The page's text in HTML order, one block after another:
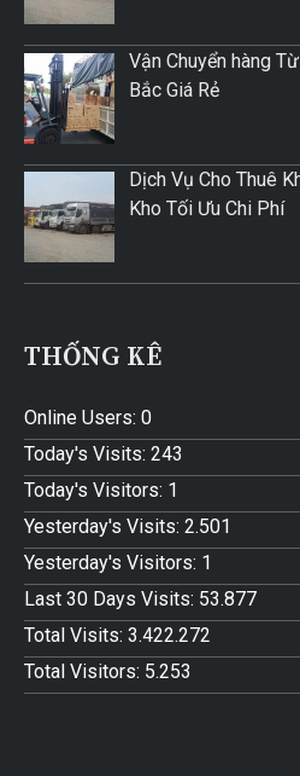
Vận Chuyển hàng
Bắc Giá Rẻ
Dịch Vụ Cho Thuê
Kho Tối Ưu Chi Phí
THỐNG KÊ
Online Users: 0
Today's Visits: 243
Today's Visitors: 1
Yesterday's Visits: 2.501
Yesterday's Visitors: 1
Last 30 Days Visits: 53.877
Total Visits: 3.422.272
Total Visitors: 5.253